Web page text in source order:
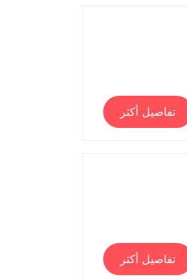
تفاصيل أكثر
تفاصيل أكثر